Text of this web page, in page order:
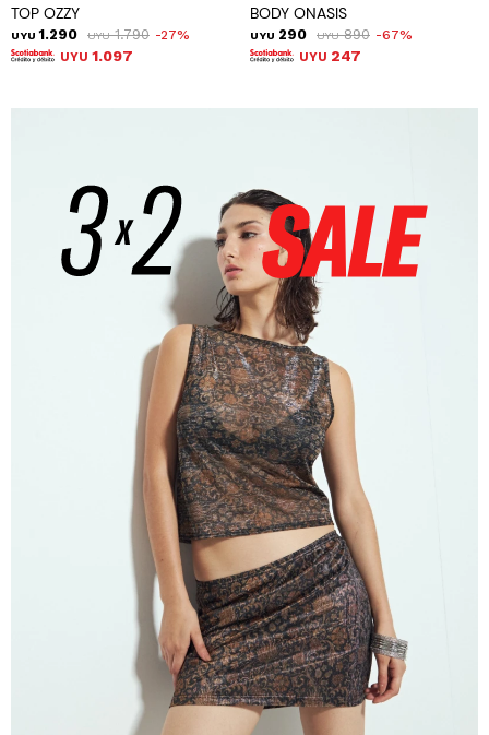
TOP OZZY
UYU 1.290 UYU 1.790 27
UYU 1.097
BODY ONASIS
UYU 290 UYU 890 67
UYU 247